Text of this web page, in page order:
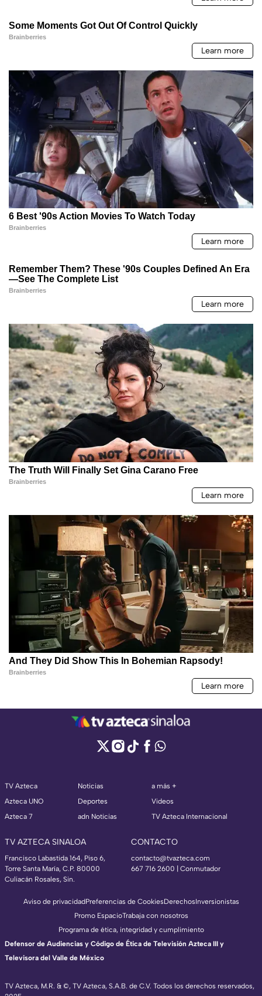
TV Azteca
Azteca UNO
Azteca 7
Noticias
Deportes
adn Noticias
a más +
Videos
TV Azteca Internacional
TV AZTECA SINALOA
Francisco Labastida 164, Piso 6,
Torre Santa María, C.P. 80000
Culiacán Rosales, Sin.
CONTACTO
contacto@tvazteca.com
667 716 2600 | Conmutador
TV Azteca, M.R. & ©, TV Azteca, S.A.B. de C.V. Todos los derechos reservados,
Aviso de privacidadPreferencias de CookiesDerechosInversionistas
Promo EspacioTrabaja con nosotros
Programa de ética, integridad y cumplimiento
Defensor de Audiencias y Código de Ética de Televisión Azteca III y
Televisora del Valle de México